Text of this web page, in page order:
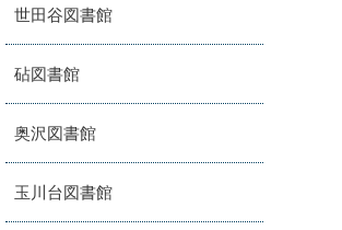
世田谷図書館
砧図書館
奥沢図書館
玉川台図書館